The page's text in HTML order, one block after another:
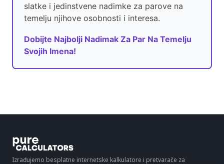
slatke i jedinstvene nadimke za parove na
temelju njihove osobnosti i interesa.
Dobijte Najbolji Nadimak Za Par Na Temelju
Svojih Imena!
Izrađujemo besplatne internetske kalkulatore i pretvarače za